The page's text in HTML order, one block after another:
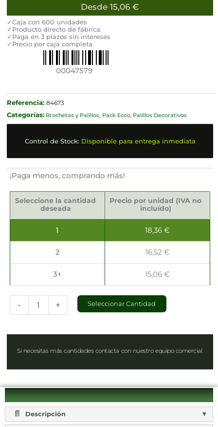
Desde 15,06 €
✓Caja con 600 unidades
✓Producto directo de fábrica
✓Paga en 3 plazos sin intereses
✓Precio por caja completa
00047579
Referencia: 84673
Categorías: Brochetas y Palillos, Pack Ecco, Palillos Decorativos
Control de Stock: Disponible para entrega inmediata
¡Paga menos, comprando más!
Seleccione la cantidad
deseada
Precio por unidad (IVA no
incluído)
1 18,36€
2 16,52 €
3+ 15,06€
-
Decorativos
+ Seleccionar Cantidad
Si necesitas más cantidades contacta con nuestro equipo comercial.
Descripción